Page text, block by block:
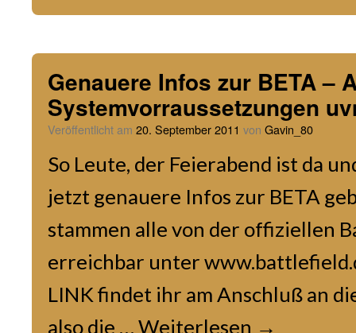
Genauere Infos zur BETA –
Systemvorraussetzungen
Veröffentlicht am 20. September 2011 von Gavin_80
So Leute, der Feierabend ist da
jetzt genauere Infos zur BETA
stammen alle von der offiziellen
erreichbar unter
LINK findet ihr am Anschluß an
also die …Weiterlesen →